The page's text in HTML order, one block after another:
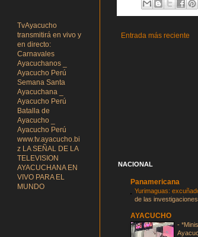
Entrada más reciente
NACIONAL
Panamericana
Yurimaguas:
de las
AYACUCHO
-
TvAyacucho
transmitirá en vivo y
en directo:
Carnavales
Ayacuchanos _
Ayacucho Perú
Semana Santa
Ayacuchana _
Ayacucho Perú
Batalla de
Ayacucho _
Ayacucho Perú
www.tv.ayacucho.bi
z LA SEÑAL DE LA
TELEVISION
AYACUCHANA EN
VIVO PARA EL
MUNDO